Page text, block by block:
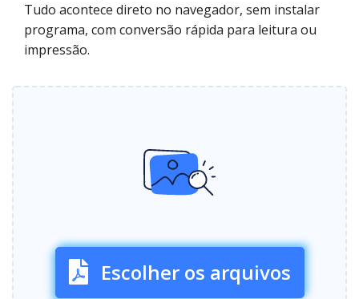
Tudo acontece direto no navegador, sem instalar
programa, com conversão rápida para leitura ou
impressão.
Escolher os arquivos